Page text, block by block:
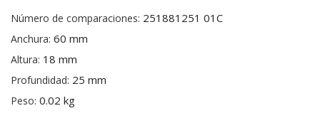
Número de comparaciones: 251881251 01C
Anchura: 60 mm
Altura: 18 mm
Profundidad: 25 mm
Peso: 0.02 kg